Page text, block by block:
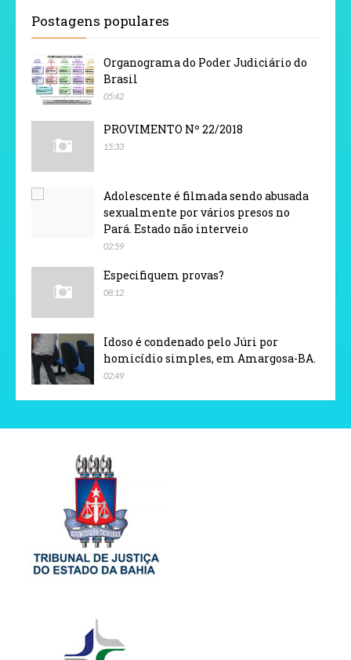
Postagens populares
Organograma do Poder Judiciário do
Brasil
05:42
PROVIMENTO Nº 22/2018
15:33
Adolescente é filmada sendo abusada
sexualmente por vários presos no
Pará. Estado não interveio
02:59
Especifiquem provas?
08:12
Idoso é condenado pelo Júri por
homicídio simples, em Amargosa-BA.
02:49